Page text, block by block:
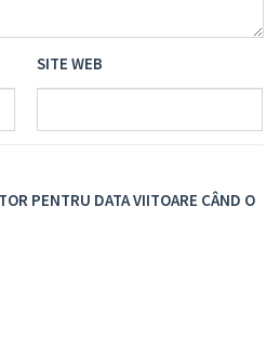
SITE WEB
PENTRU DATA VIITOARE CÂND O